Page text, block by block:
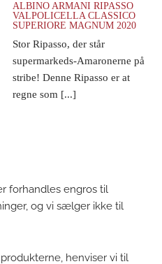
ALBINO ARMANI RIPASSO
VALPOLICELLA CLASSICO
SUPERIORE MAGNUM 2020
Stor Ripasso, der står
supermarkeds-Amaronerne på
stribe! Denne Ripasso er at
regne som [...]
forhandles engros til
og vi sælger ikke til
henviser vi til